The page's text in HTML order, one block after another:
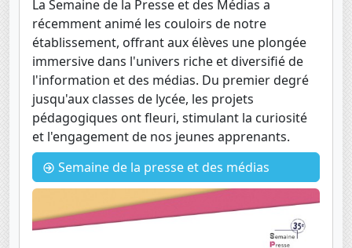
La Semaine de la Presse et des Médias a
récemment animé les couloirs de notre
établissement, offrant aux élèves une plongée
immersive dans l'univers riche et diversifié de
l'information et des médias. Du premier degré
jusqu'aux classes de lycée, les projets
pédagogiques ont fleuri, stimulant la curiosité
et l'engagement de nos jeunes apprenants.
Semaine de la presse et des médias